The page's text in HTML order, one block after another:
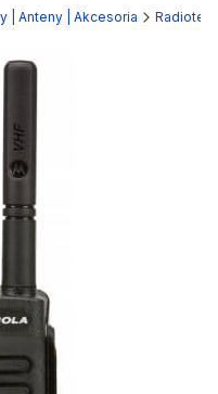
| Anteny | Akcesoria